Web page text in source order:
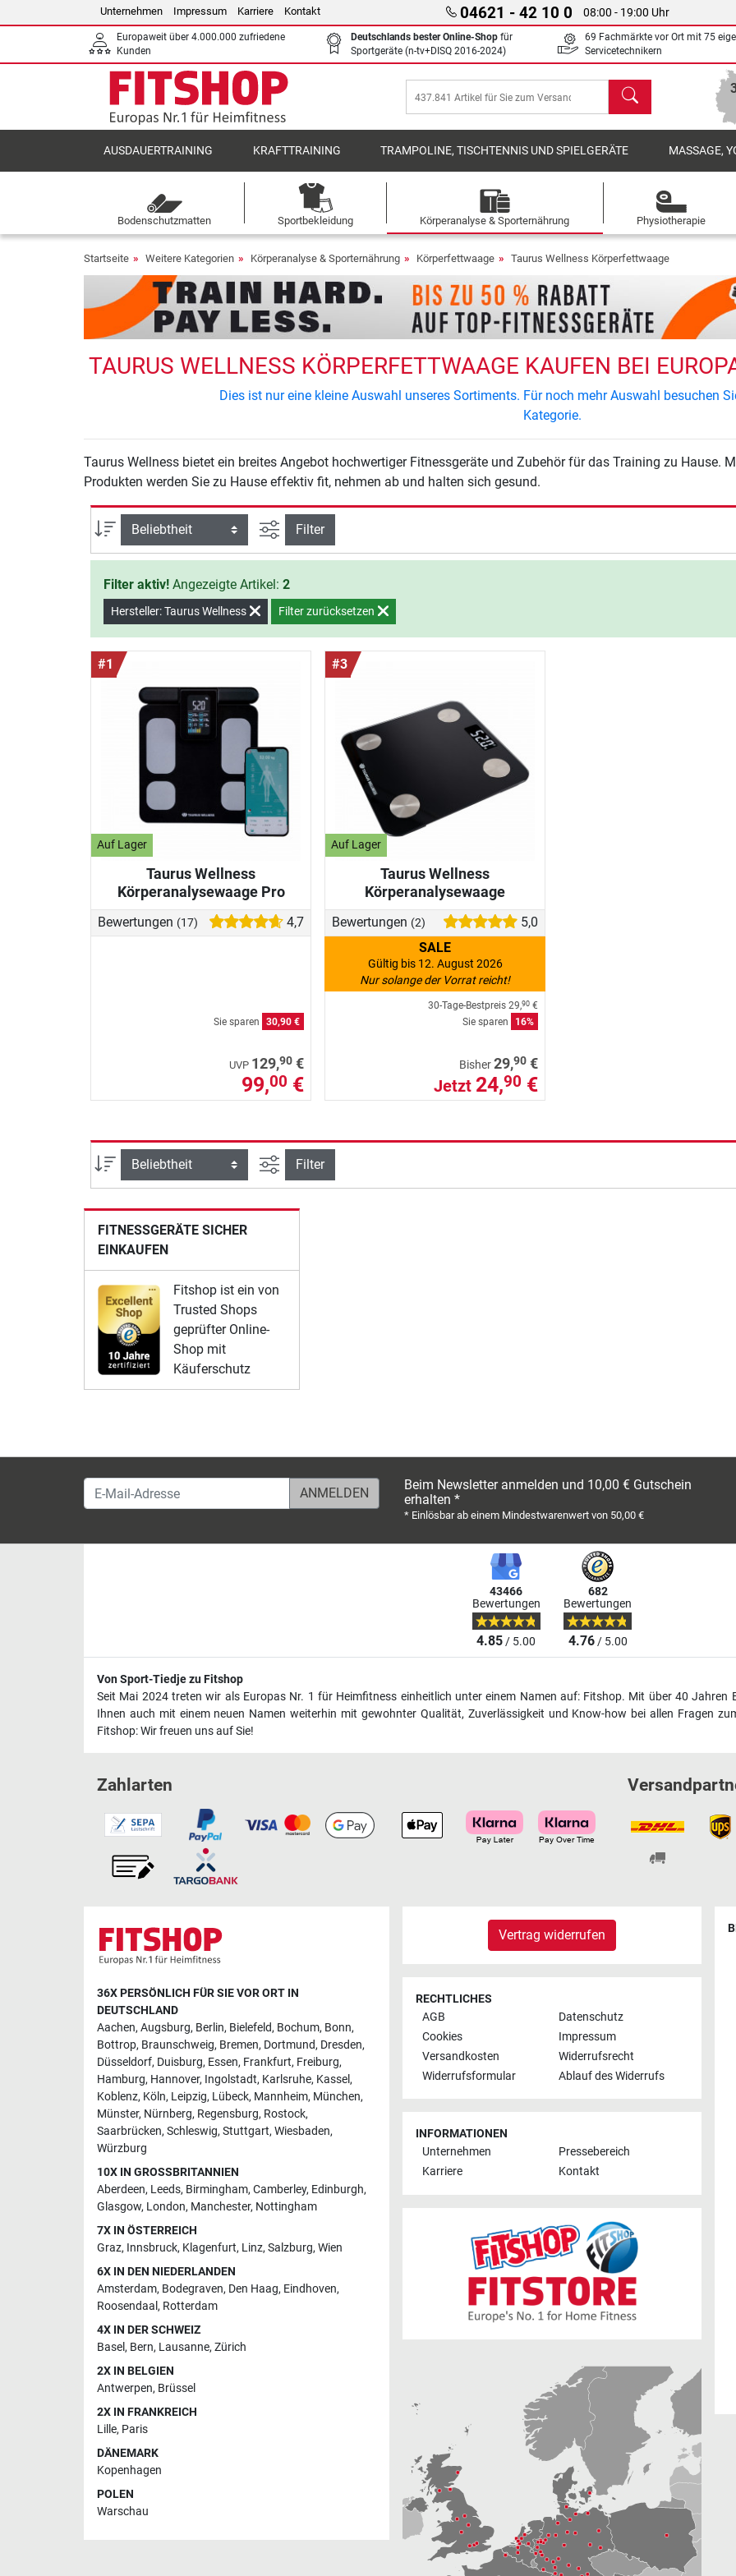
Unternehmen Impressum Karriere Kontakt 04621 - 42 10 0 08:00 - 19:00 Uhr
Europaweit über 4.000.000 zufriedene
Kunden
Deutschlands bester Online-Shop für
Sportgeräte (n-tv+DISQ 2016-2024)
69 Fachmärkte vor Ort mit 75
Servicetechnikern
Suchen
AUSDAUERTRAINING KRAFTTRAINING TRAMPOLINE, TISCHTENNIS UND SPIELGERÄTE MASSAGE,
Bodenschutzmatten Sportbekleidung Körperanalyse & Sporternährung Physiotherapie
Startseite Weitere Kategorien Körperanalyse & Sporternährung Körperfettwaage Taurus Wellness Körperfettwaage
TAURUS WELLNESS KÖRPERFETTWAAGE KAUFEN BEI
Dies ist nur eine kleine Auswahl unseres Sortiments. Für noch mehr Auswahl besuchen
Kategorie.
Taurus Wellness bietet ein breites Angebot hochwertiger Fitnessgeräte und Zubehör für das Training zu Hause. Mit den Taurus Wellness Körperfettwaage
Produkten werden Sie zu Hause effektiv fit, nehmen ab und halten sich gesund.
Sortierung Ansicht filtern
Filter
Filter aktiv! Angezeigte Artikel: 2
Hersteller: Taurus Wellness Filter zurücksetzen
#1
Auf Lager
Taurus Wellness
Körperanalysewaage Pro
Bewertungen (17) 4,7
Sie sparen 30,90 €
UVP 129,90 €
99,00 €
#3
Auf Lager
Taurus Wellness
Körperanalysewaage
Bewertungen (2)
5,0
SALE
Gültig bis 12. August 2026
Nur solange der Vorrat reicht!
30-Tage-Bestpreis 29,90 €
Sie sparen
16%
Bisher29,90 €
Jetzt 24,90 €
Sortierung Ansicht filtern
Filter
FITNESSGERÄTE SICHER
EINKAUFEN
Fitshop ist ein von
Trusted Shops
geprüfter Online-
Shop mit
Käuferschutz
E-Mail-Adresse
Beim Newsletter anmelden und 10,00 € Gutschein
erhalten *
* Einlösbar ab einem Mindestwarenwert von 50,00 €
43466
Bewertungen
4.85/ 5.00
682
Bewertungen
4.76/ 5.00
Von Sport-Tiedje zu Fitshop
Seit Mai 2024 treten wir als Europas Nr. 1 für Heimfitness einheitlich unter einem Namen auf: Fitshop. Mit über 40
Ihnen auch mit einem neuen Namen weiterhin mit gewohnter Qualität, Zuverlässigkeit und Know-how bei allen Fragen
Fitshop: Wir freuen uns auf Sie!
Zahlarten
36X PERSÖNLICH FÜR SIE VOR ORT IN
DEUTSCHLAND
Aachen, Augsburg, Berlin, Bielefeld, Bochum, Bonn,
Bottrop, Braunschweig, Bremen, Dortmund, Dresden,
Düsseldorf, Duisburg, Essen, Frankfurt, Freiburg,
Hamburg, Hannover, Ingolstadt, Karlsruhe, Kassel,
Koblenz, Köln, Leipzig, Lübeck, Mannheim, München,
Münster, Nürnberg, Regensburg, Rostock,
Saarbrücken, Schleswig, Stuttgart, Wiesbaden,
Würzburg
10X IN GROSSBRITANNIEN
Aberdeen, Leeds, Birmingham, Camberley, Edinburgh,
Glasgow, London, Manchester, Nottingham
7X IN ÖSTERREICH
Graz, Innsbruck, Klagenfurt, Linz, Salzburg, Wien
6X IN DEN NIEDERLANDEN
Amsterdam, Bodegraven, Den Haag, Eindhoven,
Roosendaal , Rotterdam
4X IN DER SCHWEIZ
Basel, Bern, Lausanne, Zürich
2X IN BELGIEN
Antwerpen, Brüssel
2X IN FRANKREICH
Lille, Paris
DÄNEMARK
Kopenhagen
POLEN
Warschau
Vertrag widerrufen
RECHTLICHES
AGB
Datenschutz
Cookies
Impressum
Versandkosten
Widerrufsrecht
Widerrufsformular
Ablauf des Widerrufs
INFORMATIONEN
Unternehmen
Pressebereich
Karriere
Kontakt